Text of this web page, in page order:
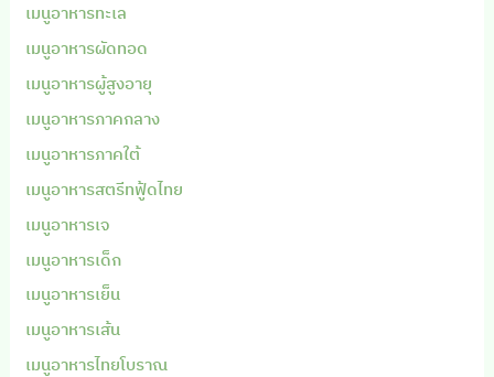
เมนูอาหารทะเล
เมนูอาหารผัดทอด
เมนูอาหารผู้สูงอายุ
เมนูอาหารภาคกลาง
เมนูอาหารภาคใต้
เมนูอาหารสตรีทฟู้ดไทย
เมนูอาหารเจ
เมนูอาหารเด็ก
เมนูอาหารเย็น
เมนูอาหารเส้น
เมนูอาหารไทยโบราณ